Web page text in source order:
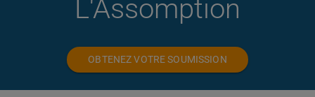
L'Assomption
OBTENEZ VOTRE SOUMISSION